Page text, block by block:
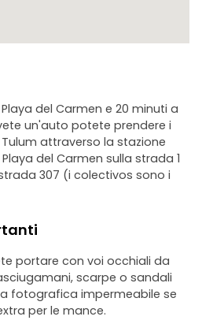
del Carmen e 20 minuti a
un'auto potete prendere i
attraverso la stazione
del Carmen sulla strada 1
307 (i colectivos sono i
portare con voi occhiali da
scarpe o sandali
fotografica impermeabile se
per le mance.